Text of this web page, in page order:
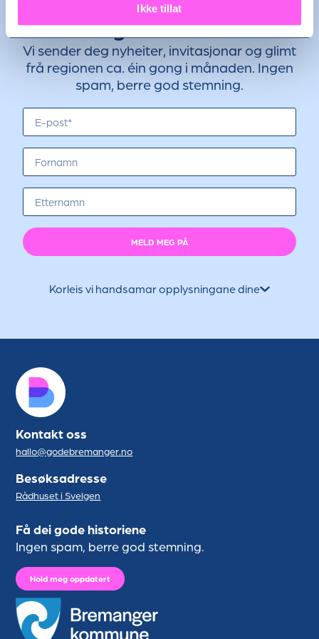
Ikke tillat
Få dei gode historiene
Vi sender deg nyheiter, invitasjonar og glimt
frå regionen ca. éin gong i månaden. Ingen
spam, berre god stemning.
MELD MEG PÅ
Korleis vi handsamar opplysningane dine
Kontakt oss
hallo@godebremanger.no
Besøksadresse
Rådhuset i Svelgen
Få dei gode historiene
Ingen spam, berre god stemning.
Hold meg oppdatert